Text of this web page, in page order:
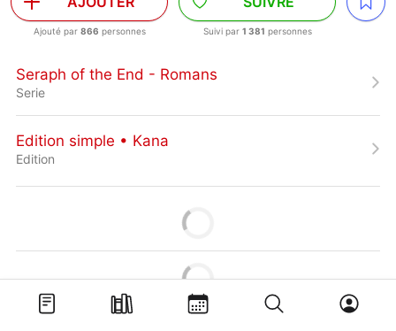
Ajouté par 866 personnes Suivi par 1 381 personnes
Seraph of the End - Romans
Serie
Edition simple • Kana
Edition